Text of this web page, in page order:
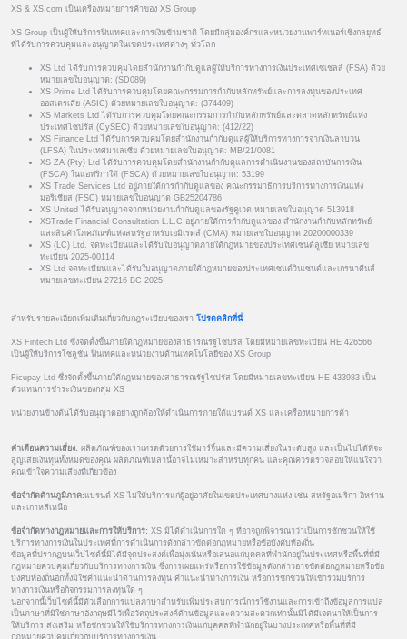
XS & XS.com เป็นเครื่องหมายการค้าของ XS Group
XS Group เป็นผู้ให้บริการฟินเทคและการเงินข้ามชาติ โดยมีกลุ่มองค์กรและหน่วยงานพาร์ทเนอร์เชิงกลยุทธ์
ที่ได้รับการควบคุมและอนุญาตในเขตประเทศต่างๆ ทั่วโลก
XS Ltd ได้รับการควบคุมโดยสำนักงานกำกับดูแลผู้ให้บริการทางการเงินประเทศเซเชลส์ (FSA) ด้วย
หมายเลขใบอนุญาต: (SD089)
XS Prime Ltd ได้รับการควบคุมโดยคณะกรรมการกำกับหลักทรัพย์และการลงทุนของประเทศ
ออสเตรเลีย (ASIC) ด้วยหมายเลขใบอนุญาต: (374409)
XS Markets Ltd ได้รับการควบคุมโดยคณะกรรมการกำกับหลักทรัพย์และตลาดหลักทรัพย์แห่ง
ประเทศไซปรัส (CySEC) ด้วยหมายเลขใบอนุญาต: (412/22)
XS Finance Ltd ได้รับการควบคุมโดยสำนักงานกำกับดูแลผู้ให้บริการทางการจากเงินลาบวน
(LFSA) ในประเทศมาเลเซีย ด้วยหมายเลขใบอนุญาต: MB/21/0081
XS ZA (Pty) Ltd ได้รับการควบคุมโดยสำนักงานกำกับดูแลการดำเนินงานของสถาบันการเงิน
(FSCA) ในแอฟริกาใต้ (FSCA) ด้วยหมายเลขใบอนุญาต: 53199
XS Trade Services Ltd อยู่ภายใต้การกำกับดูแลของ คณะกรรมาธิการบริการทางการเงินแห่ง
มอริเชียส (FSC) หมายเลขใบอนุญาต GB25204786
XS United ได้รับอนุญาตจากหน่วยงานกำกับดูแลของรัฐคูเวต หมายเลขใบอนุญาต 513918
XSTrade Financial Consultation L.L.C อยู่ภายใต้การกำกับดูแลของ สำนักงานกำกับหลักทรัพย์
และสินค้าโภคภัณฑ์แห่งสหรัฐอาหรับเอมิเรตส์ (CMA) หมายเลขใบอนุญาต 20200000339
XS (LC) Ltd. จดทะเบียนและได้รับใบอนุญาตภายใต้กฎหมายของประเทศเซนต์ลูเซีย หมายเลข
ทะเบียน 2025-00114
XS Ltd จดทะเบียนและได้รับใบอนุญาตภายใต้กฎหมายของประเทศเซนต์วินเซนต์และเกรนาดีนส์
หมายเลขทะเบียน 27216 BC 2025
สำหรับรายละเอียดเพิ่มเติมเกี่ยวกับกฎระเบียบของเรา โปรดคลิกที่นี่
XS Fintech Ltd ซึ่งจัดตั้งขึ้นภายใต้กฎหมายของสาธารณรัฐไซปรัส โดยมีหมายเลขทะเบียน HE 426566
เป็นผู้ให้บริการโซลูชั่น ฟินเทคและหน่วยงานด้านเทคโนโลยีของ XS Group
Ficupay Ltd ซึ่งจัดตั้งขึ้นภายใต้กฎหมายของสาธารณรัฐไซปรัส โดยมีหมายเลขทะเบียน HE 433983 เป็น
ตัวแทนการชำระเงินของกลุ่ม XS
หน่วยงานข้างต้นได้รับอนุญาตอย่างถูกต้องให้ดำเนินการภายใต้แบรนด์ XS และเครื่องหมายการค้า
คำเตือนความเสี่ยง: ผลิตภัณฑ์ของเราเทรดด้วยการใช้มาร์จิ้นและมีความเสี่ยงในระดับสูง และเป็นไปได้ที่จะ
สูญเสียเงินทุนทั้งหมดของคุณ ผลิตภัณฑ์เหล่านี้อาจไม่เหมาะสำหรับทุกคน และคุณควรตรวจสอบให้แน่ใจว่า
คุณเข้าใจความเสี่ยงที่เกี่ยวข้อง
ข้อจำกัดด้านภูมิภาค: แบรนด์ XS ไม่ให้บริการแก่ผู้อยู่อาศัยในเขตประเทศบางแห่ง เช่น สหรัฐอเมริกา อิหร่าน
และเกาหลีเหนือ
ข้อจำกัดทางกฎหมายและการให้บริการ: XS มิได้ดำเนินการใด ๆ ที่อาจถูกพิจารณาว่าเป็นการชักชวนให้ใช้
บริการทางการเงินในประเทศที่การดำเนินการดังกล่าวขัดต่อกฎหมายหรือข้อบังคับท้องถิ่น
ข้อมูลที่ปรากฏบนเว็บไซต์นี้มิได้มีจุดประสงค์เพื่อมุ่งเน้นหรือเสนอแก่บุคคลที่พำนักอยู่ในประเทศหรือพื้นที่ที่มี
กฎหมายควบคุมเกี่ยวกับบริการทางการเงิน ซึ่งการเผยแพร่หรือการใช้ข้อมูลดังกล่าวอาจขัดต่อกฎหมายหรือข้อ
บังคับท้องถิ่นอีกทั้งมิใช่คำแนะนำด้านการลงทุน คำแนะนำทางการเงิน หรือการชักชวนให้เข้าร่วมบริการ
ทางการเงินหรือกิจกรรมการลงทุนใด ๆ
นอกจากนี้เว็บไซต์นี้มีตัวเลือกการแปลภาษาสำหรับเพิ่มประสบการณ์การใช้งานและการเข้าถึงข้อมูลการแปล
เป็นภาษาที่มิใช่ภาษาอังกฤษมีไว้เพื่อวัตถุประสงค์ด้านข้อมูลและความสะดวกเท่านั้นมิได้มีเจตนาให้เป็นการ
ให้บริการ ส่งเสริม หรือชักชวนให้ใช้บริการทางการเงินแก่บุคคลที่พำนักอยู่ในบางประเทศหรือพื้นที่ที่มี